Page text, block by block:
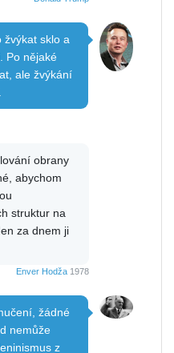
žvýkat sklo a
Po nějaké
ale žvýkání
obrany
abychom
struktur na
za dnem ji
Enver Hodža 1978
žádné
nemůže
z